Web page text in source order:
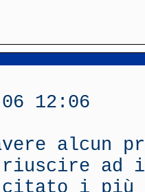
12:06
alcun
ad
i più